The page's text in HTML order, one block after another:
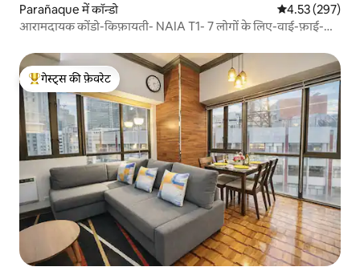
Parañaque में कॉन्डो औसत रेटिंग 5 में से
4.53 (297)
आरामदायक कोंडो-किफ़ायती- NAIA T1- 7 लोगों के लिए-वाई-फ़ाई-
गेस्ट्स का टॉप फ़ेवरेट
गेस्ट्स की फ़ेवरेट